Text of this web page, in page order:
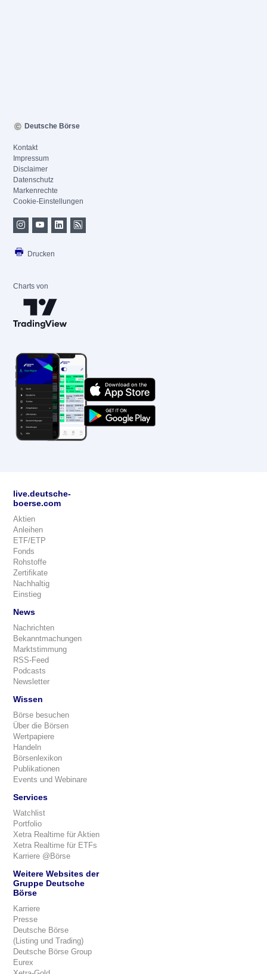
Deutsche Börse
Kontakt
Impressum
Disclaimer
Datenschutz
Markenrechte
Cookie-Einstellungen
Drucken
Charts von
live.deutsche-
boerse.com
Aktien
Anleihen
ETF/ETP
Fonds
Rohstoffe
Zertifikate
Nachhaltig
Einstieg
News
Nachrichten
Bekanntmachungen
Marktstimmung
RSS-Feed
Podcasts
Newsletter
Wissen
Börse besuchen
Über die Börsen
Wertpapiere
Handeln
Börsenlexikon
Publikationen
Events und Webinare
Services
Watchlist
Portfolio
Xetra Realtime für Aktien
Xetra Realtime für ETFs
Karriere @Börse
Weitere Websites der
Gruppe Deutsche
Börse
Karriere
Presse
Deutsche Börse
(Listing und Trading)
Deutsche Börse Group
Eurex